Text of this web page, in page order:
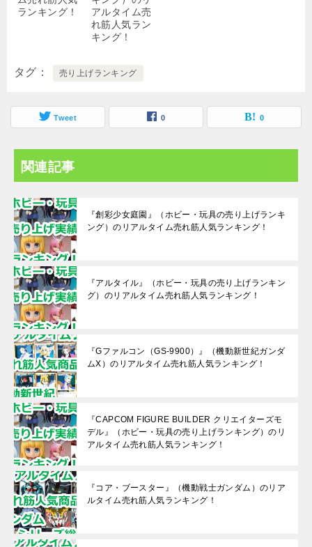
ランキング！
アルタイム売
れ筋人気ラン
キング！
タグ 売り上げランキング
Tweet 0 0
関連記事
『創彩少女庭園』（ホビー・玩具の売り上げランキ
ング）のリアルタイム売れ筋人気ランキング！
『アルタイル』（ホビー・玩具の売り上げランキン
グ）のリアルタイム売れ筋人気ランキング！
『Gファルコン（GS-9900）』（機動新世紀ガンダ
ムX）のリアルタイム売れ筋人気ランキング！
『CAPCOM FIGURE BUILDER クリエイターズモ
デル』（ホビー・玩具の売り上げランキング）のリ
アルタイム売れ筋人気ランキング！
『コア・ブースター』（機動戦士ガンダム）のリア
ルタイム売れ筋人気ランキング！